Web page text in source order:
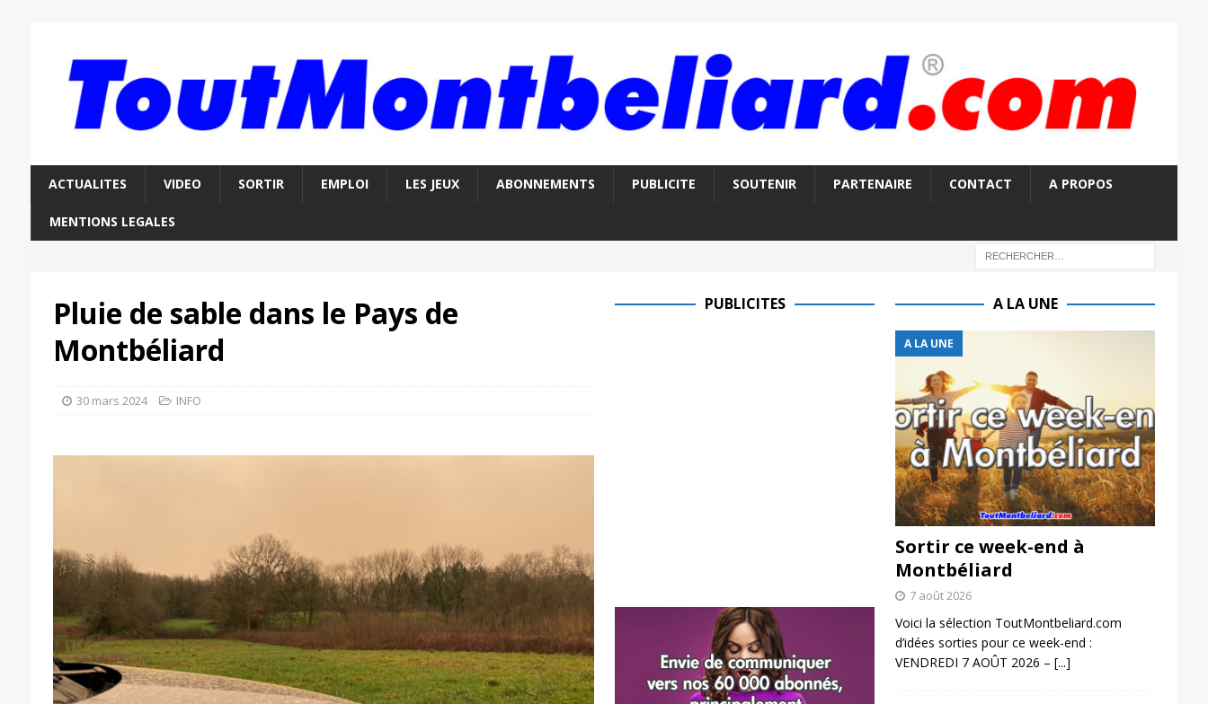
ACTUALITES VIDEO SORTIR EMPLOI LES JEUX ABONNEMENTS PUBLICITE SOUTENIR PARTENAIRE CONTACT A PROPOS
MENTIONS LEGALES
Pluie de sable dans le Pays de
Montbéliard
30 mars 2024 INFO
PUBLICITES A LA UNE
A LA UNE
Sortir ce week-end à
Montbéliard
7 août 2026
Voici la sélection ToutMontbeliard.com
d’idées sorties pour ce week-end :
VENDREDI 7 AOÛT 2026 – [...]